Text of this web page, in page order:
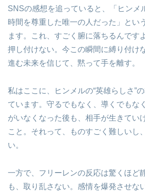
SNSの感想を追っていると、「ヒンメ
時間を尊重した唯一の人だった」とい
ます。これ、すごく腑に落ちるんです
押し付けない。今この瞬間に縛り付け
進む未来を信じて、黙って手を離す。
私はここに、ヒンメルの“英雄らしさ”
ています。守るでもなく、導くでもな
がいなくなった後も、相手が生きてい
こと。それって、ものすごく難しいし
い。
一方で、フリーレンの反応は驚くほど
も、取り乱さない。感情を爆発させな